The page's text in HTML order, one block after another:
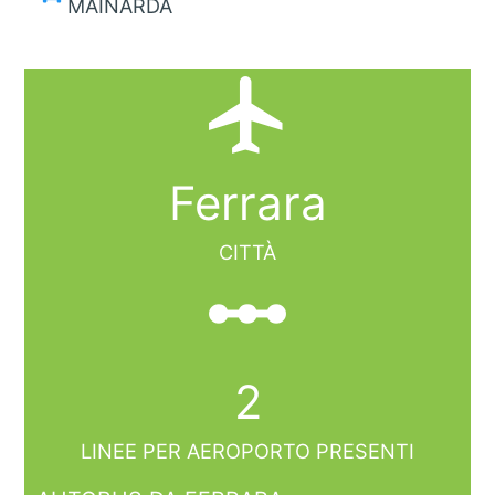
MAINARDA
local_airport
Ferrara
CITTÀ
linear_scale
2
LINEE PER AEROPORTO PRESENTI